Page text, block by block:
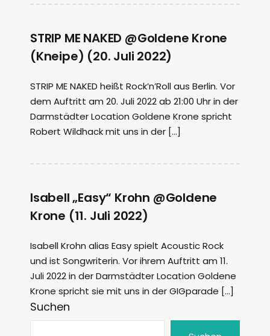
STRIP ME NAKED @Goldene Krone
(Kneipe) (20. Juli 2022)
STRIP ME NAKED heißt Rock’n’Roll aus Berlin. Vor
dem Auftritt am 20. Juli 2022 ab 21:00 Uhr in der
Darmstädter Location Goldene Krone spricht
Robert Wildhack mit uns in der […]
Isabell „Easy“ Krohn @Goldene
Krone (11. Juli 2022)
Isabell Krohn alias Easy spielt Acoustic Rock
und ist Songwriterin. Vor ihrem Auftritt am 11.
Juli 2022 in der Darmstädter Location Goldene
Krone spricht sie mit uns in der GIGparade […]
Suchen